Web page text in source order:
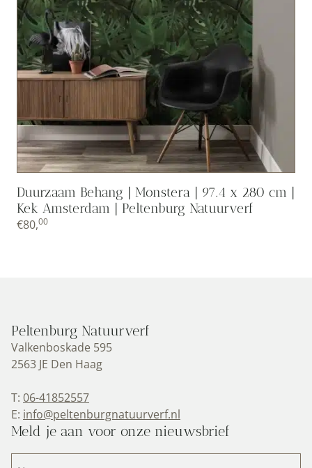
Duurzaam Behang | Monstera | 97.4 x 280 cm |
Kek Amsterdam | Peltenburg Natuurverf
€80,00
Peltenburg Natuurverf
Valkenboskade 595
2563 JE Den Haag
T: 06-41852557
E: info@peltenburgnatuurverf.nl
Meld je aan voor onze nieuwsbrief